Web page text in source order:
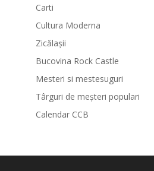
Carti
Cultura Moderna
Zicălașii
Bucovina Rock Castle
Mesteri si mestesuguri
Târguri de meșteri populari
Calendar CCB